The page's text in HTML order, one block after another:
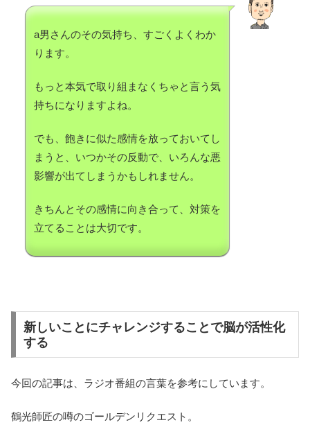
a男さんのその気持ち、すごくよくわか
ります。
もっと本気で取り組まなくちゃと言う気
持ちになりますよね。
でも、飽きに似た感情を放っておいてし
まうと、いつかその反動で、いろんな悪
影響が出てしまうかもしれません。
きちんとその感情に向き合って、対策を
立てることは大切です。
新しいことにチャレンジすることで脳が活性化
する
今回の記事は、ラジオ番組の言葉を参考にしています。
鶴光師匠の噂のゴールデンリクエスト。